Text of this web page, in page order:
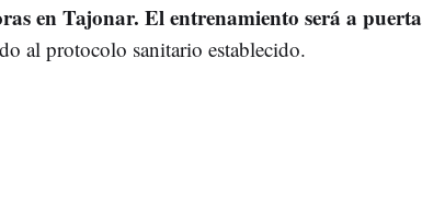
en Tajonar. El entrenamiento será a puerta
al protocolo sanitario establecido.